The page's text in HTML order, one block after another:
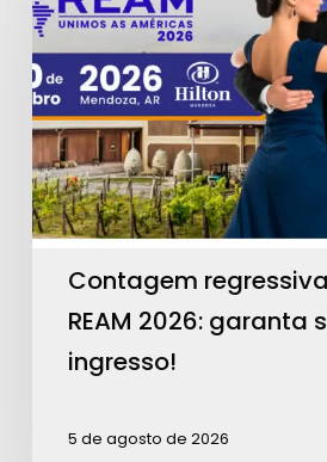
para
a
REAM
2026:
garanta
seu
ingresso!
Contagem
REAM 2026: garanta
ingresso!
5 de agosto de 2026